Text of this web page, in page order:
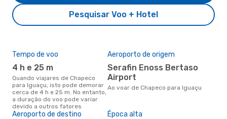
Pesquisar Voo + Hotel
Tempo de voo
4 h e 25 m
Quando viajares de Chapeco
para Iguaçu, isto pode demorar
cerca de 4 h e 25 m. No entanto,
a duração do voo pode variar
devido a outros fatores
Aeroporto de origem
Serafin Enoss Bertaso
Airport
Ao voar de Chapeco para Iguaçu
Aeroporto de destino Época alta